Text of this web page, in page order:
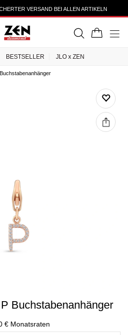
VERSAND BEI ALLEN ARTIKELN
BESTSELLER JLO x ZEN
Buchstabenanhänger
€ Monatsraten